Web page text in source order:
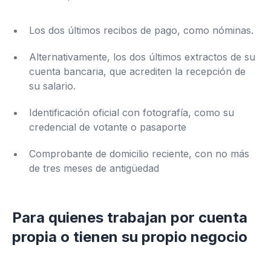
Los dos últimos recibos de pago, como nóminas.
Alternativamente, los dos últimos extractos de su
cuenta bancaria, que acrediten la recepción de
su salario.
Identificación oficial con fotografía, como su
credencial de votante o pasaporte
Comprobante de domicilio reciente, con no más
de tres meses de antigüedad
Para quienes trabajan por cuenta
propia o tienen su propio negocio